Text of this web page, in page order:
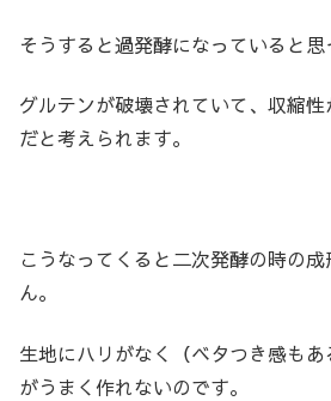
そうすると過発酵になっていると思
グルテンが破壊されていて、収縮
だと考えられます。
こうなってくると二次発酵の時の
ん。
生地にハリがなく（ベタつき感も
がうまく作れないのです。